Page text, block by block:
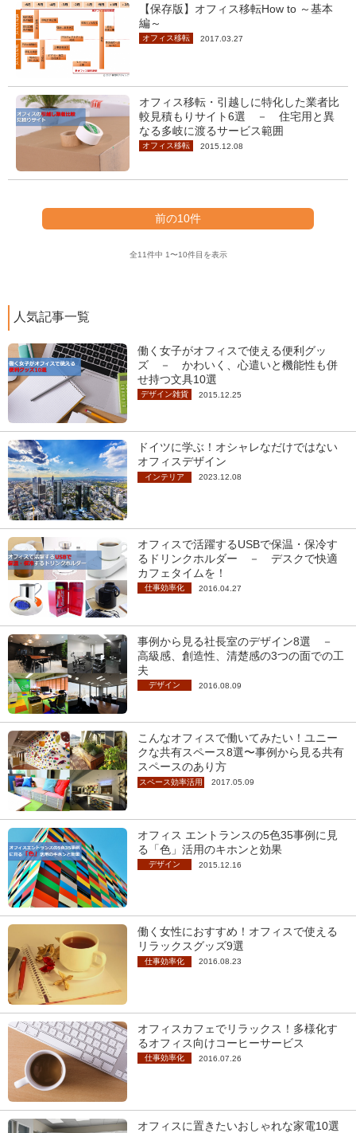
【保存版】オフィス移転How to ～基本
編～
オフィス移転 2017.03.27
オフィス移転・引越しに特化した業者比
較見積もりサイト6選 － 住宅用と異
なる多岐に渡るサービス範囲
オフィス移転 2015.12.08
前の10件
全11件中 1〜10件目を表示
人気記事一覧
働く女子がオフィスで使える便利グッ
ズ － かわいく、心遣いと機能性も併
せ持つ文具10選
デザイン雑貨 2015.12.25
ドイツに学ぶ！オシャレなだけではない
オフィスデザイン
インテリア 2023.12.08
オフィスで活躍するUSBで保温・保冷す
るドリンクホルダー － デスクで快適
カフェタイムを！
仕事効率化 2016.04.27
事例から見る社長室のデザイン8選 －
高級感、創造性、清楚感の3つの面での工
夫
デザイン 2016.08.09
こんなオフィスで働いてみたい！ユニー
クな共有スペース8選〜事例から見る共有
スペースのあり方
スペース効率活用 2017.05.09
オフィス エントランスの5色35事例に見
る「色」活用のキホンと効果
デザイン 2015.12.16
働く女性におすすめ！オフィスで使える
リラックスグッズ9選
仕事効率化 2016.08.23
オフィスカフェでリラックス！多様化す
るオフィス向けコーヒーサービス
仕事効率化 2016.07.26
オフィスに置きたいおしゃれな家電10選